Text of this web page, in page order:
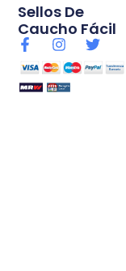
Sellos De
Caucho Fácil
F
a
c
e
I
s
t
T
i